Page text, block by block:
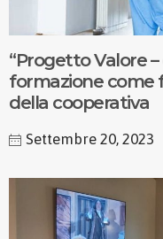
“Progetto Valore –
formazione come
della cooperativa
Settembre 20, 2023